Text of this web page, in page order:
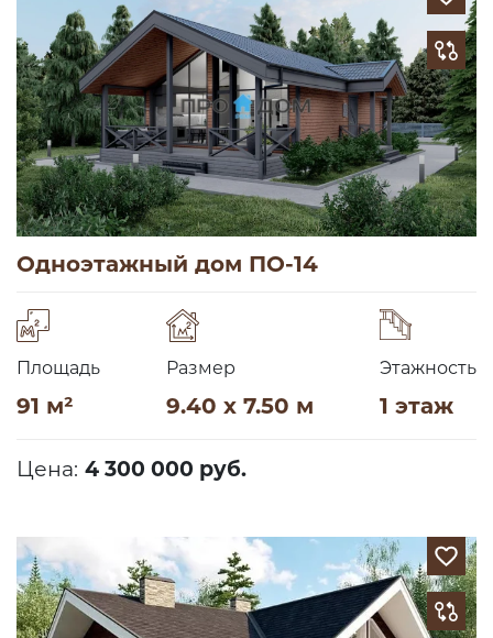
Одноэтажный дом ПО-14
Площадь
91 м²
Размер
9.40 x 7.50 м
Этажность
1 этаж
Цена: 4 300 000 руб.